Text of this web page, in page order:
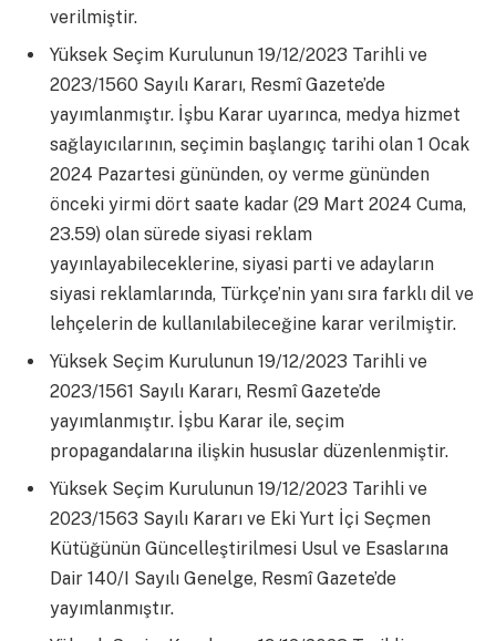
verilmiştir.
Yüksek Seçim Kurulunun 19/12/2023 Tarihli ve
2023/1560 Sayılı Kararı, Resmî Gazete’de
yayımlanmıştır. İşbu Karar uyarınca, medya hizmet
sağlayıcılarının, seçimin başlangıç tarihi olan 1 Ocak
2024 Pazartesi gününden, oy verme gününden
önceki yirmi dört saate kadar (29 Mart 2024 Cuma,
23.59) olan sürede siyasi reklam
yayınlayabileceklerine, siyasi parti ve adayların
siyasi reklamlarında, Türkçe’nin yanı sıra farklı dil ve
lehçelerin de kullanılabileceğine karar verilmiştir.
Yüksek Seçim Kurulunun 19/12/2023 Tarihli ve
2023/1561 Sayılı Kararı, Resmî Gazete’de
yayımlanmıştır. İşbu Karar ile, seçim
propagandalarına ilişkin hususlar düzenlenmiştir.
Yüksek Seçim Kurulunun 19/12/2023 Tarihli ve
2023/1563 Sayılı Kararı ve Eki Yurt İçi Seçmen
Kütüğünün Güncelleştirilmesi Usul ve Esaslarına
Dair 140/I Sayılı Genelge, Resmî Gazete’de
yayımlanmıştır.